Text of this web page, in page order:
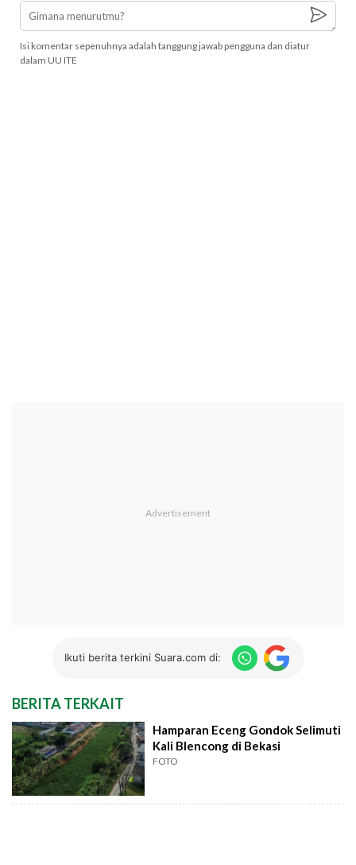
Isi komentar sepenuhnya adalah tanggung jawab pengguna dan diatur
dalam UU ITE
Ikuti berita terkini Suara.com di:
BERITA TERKAIT
Hamparan Eceng Gondok Selimuti
Kali Blencong di Bekasi
FOTO